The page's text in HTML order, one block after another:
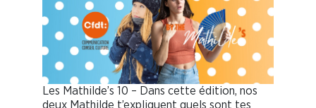
Les Mathilde’s 10 – Dans cette édition, nos
deux Mathilde t’expliquent quels sont tes